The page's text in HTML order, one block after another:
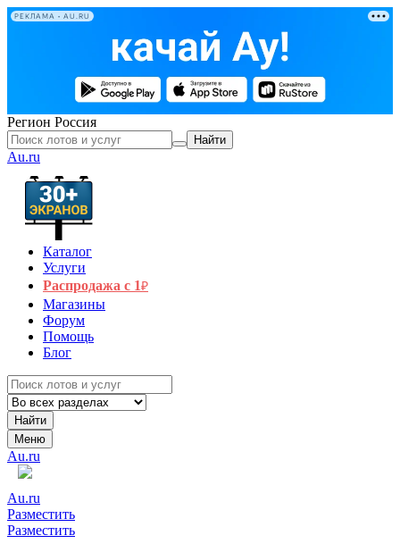
РЕКЛАМА • AU.RU
Регион Россия
Найти
Au.ru
Каталог
Услуги
Распродажа с 1₽
Магазины
Форум
Помощь
Блог
Найти
Меню
Au.ru
Au.ru
Разместить
Разместить